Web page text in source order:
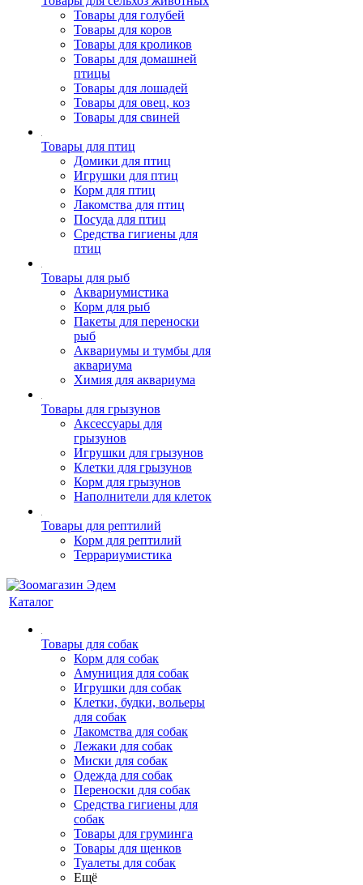
Товары для голубей
Товары для коров
Товары для кроликов
Товары для домашней
птицы
Товары для лошадей
Товары для овец, коз
Товары для свиней
Товары для птиц
Домики для птиц
Игрушки для птиц
Корм для птиц
Лакомства для птиц
Посуда для птиц
Средства гигиены для
птиц
Товары для рыб
Аквариумистика
Корм для рыб
Пакеты для переноски
рыб
Аквариумы и тумбы для
аквариума
Химия для аквариума
Товары для грызунов
Аксессуары для
грызунов
Игрушки для грызунов
Клетки для грызунов
Корм для грызунов
Наполнители для клеток
Товары для рептилий
Корм для рептилий
Террариумистика
Каталог
Товары для собак
Корм для собак
Амуниция для собак
Игрушки для собак
Клетки, будки, вольеры
для собак
Лакомства для собак
Лежаки для собак
Миски для собак
Одежда для собак
Переноски для собак
Средства гигиены для
собак
Товары для груминга
Товары для щенков
Туалеты для собак
Ещё